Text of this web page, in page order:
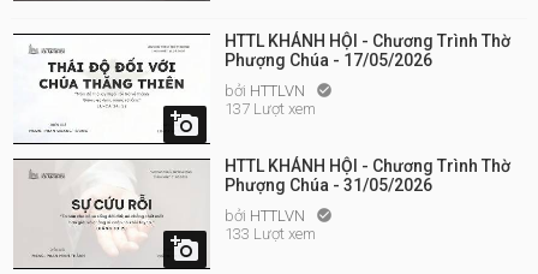

HTTL KHÁNH HỘI - Chương Trình Thờ
Phượng Chúa - 17/05/2026
bởi HTTLVN 
137 Lượt xem

HTTL KHÁNH HỘI - Chương Trình Thờ
Phượng Chúa - 31/05/2026
bởi HTTLVN 
133 Lượt xem